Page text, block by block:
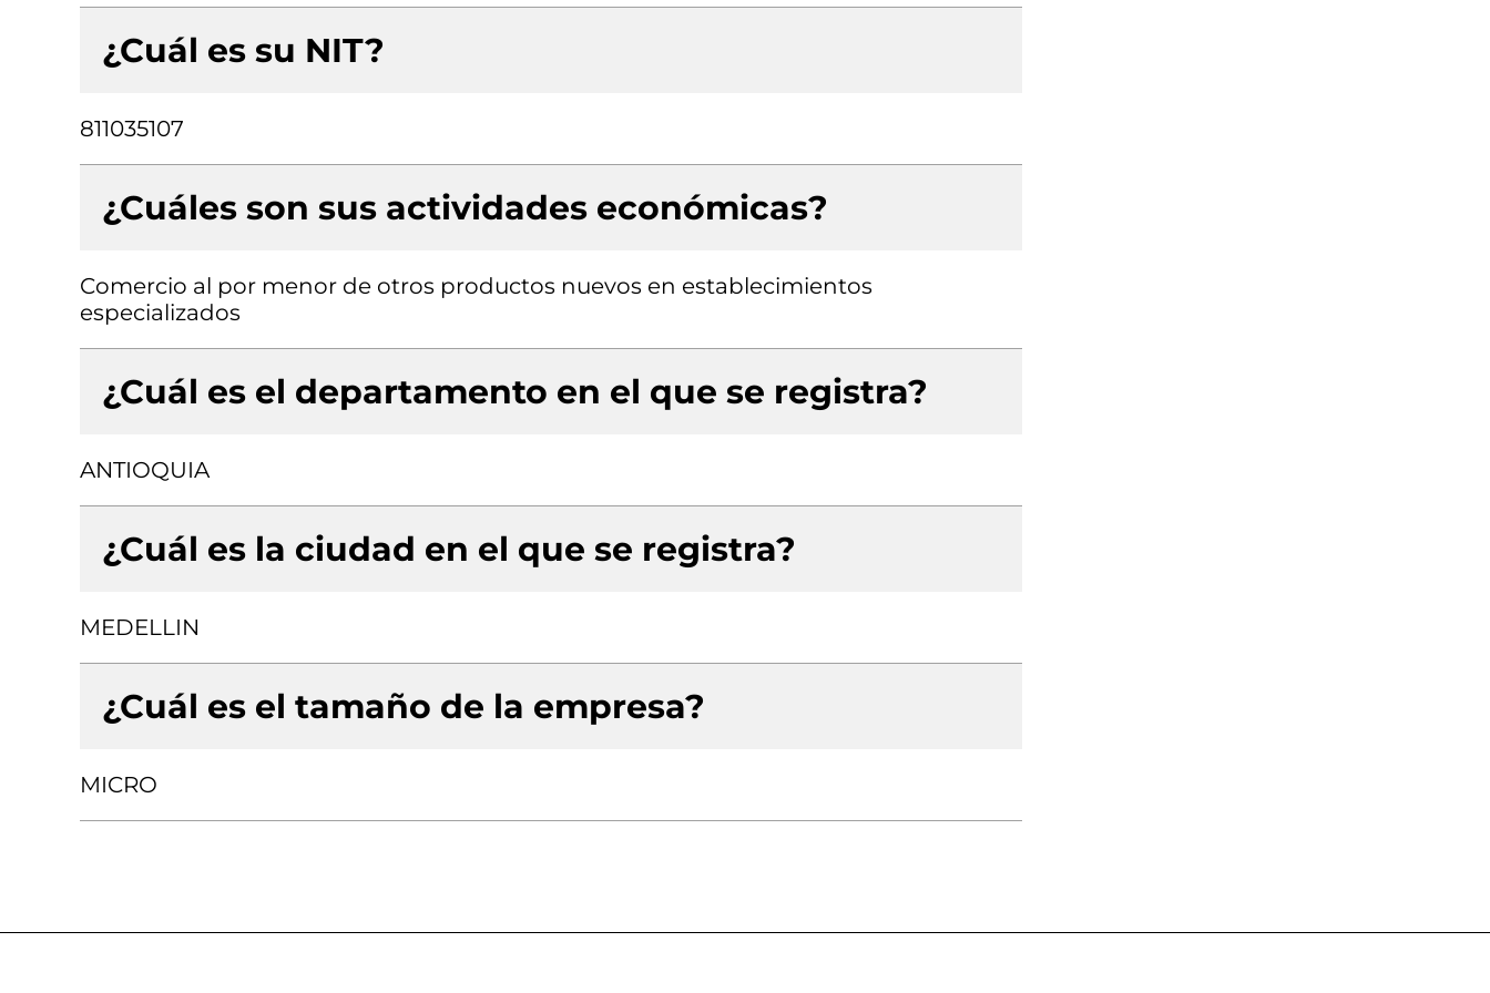
¿Cuál es su NIT?
811035107
¿Cuáles son sus actividades económicas?
Comercio al por menor de otros productos nuevos en establecimientos
especializados
¿Cuál es el departamento en el que se registra?
ANTIOQUIA
¿Cuál es la ciudad en el que se registra?
MEDELLIN
¿Cuál es el tamaño de la empresa?
MICRO